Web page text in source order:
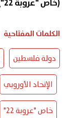
الكلمات المفتاحية
دولة فلسطين
الإتحاد الأوروبي
خاص "عروبة 22"